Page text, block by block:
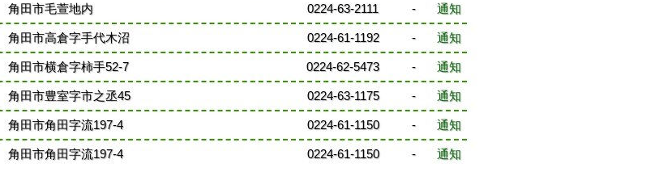
角田市毛萱地内 0224-63-2111 - 通知
角田市高倉字手代木沼 0224-61-1192 - 通知
角田市横倉字柿手52-7 0224-62-5473 - 通知
角田市豊室字市之丞45 0224-63-1175 - 通知
角田市角田字流197-4 0224-61-1150 - 通知
角田市角田字流197-4 0224-61-1150 - 通知